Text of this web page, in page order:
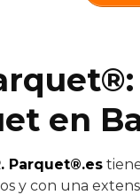
en
Parquet®.es
y con una